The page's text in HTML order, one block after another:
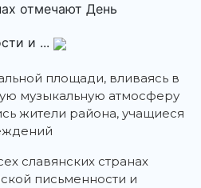
отмечают День
и ...
площади, вливаясь в
музыкальную атмосферу
жители района, учащиеся
славянских странах
письменности и